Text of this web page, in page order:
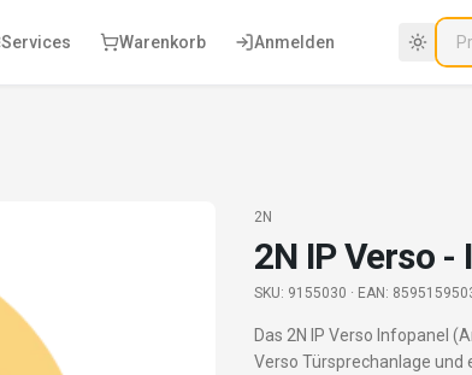
Services Warenkorb Anmelden
2N
2N IP Verso -
SKU: 9155030 · EAN:
Das 2N IP Verso Infopanel
Verso Türsprechanlage